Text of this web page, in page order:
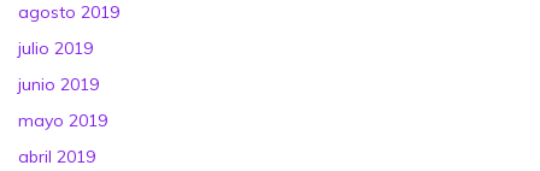
agosto 2019
julio 2019
junio 2019
mayo 2019
abril 2019